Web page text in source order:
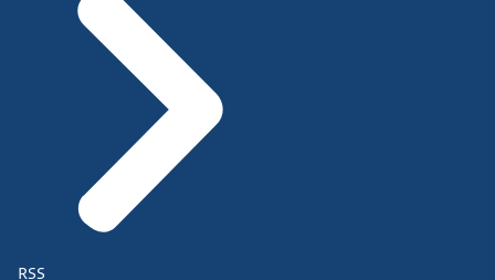
RSS